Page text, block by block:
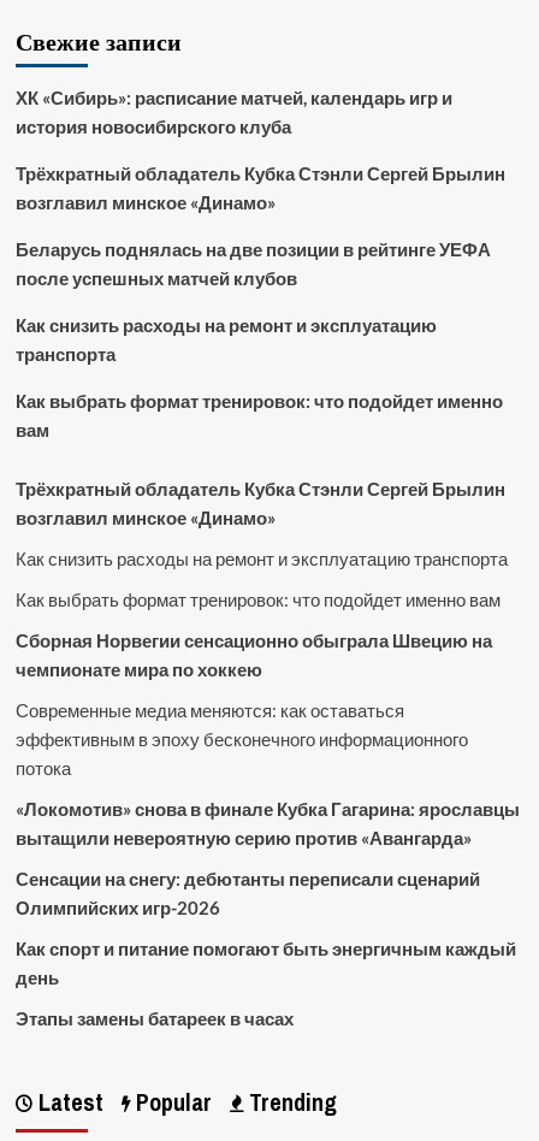
Свежие записи
ХК «Сибирь»: расписание матчей, календарь игр и
история новосибирского клуба
Трёхкратный обладатель Кубка Стэнли Сергей Брылин
возглавил минское «Динамо»
Беларусь поднялась на две позиции в рейтинге УЕФА
после успешных матчей клубов
Как снизить расходы на ремонт и эксплуатацию
транспорта
Как выбрать формат тренировок: что подойдет именно
вам
Трёхкратный обладатель Кубка Стэнли Сергей Брылин
возглавил минское «Динамо»
Как снизить расходы на ремонт и эксплуатацию транспорта
Как выбрать формат тренировок: что подойдет именно вам
Сборная Норвегии сенсационно обыграла Швецию на
чемпионате мира по хоккею
Современные медиа меняются: как оставаться
эффективным в эпоху бесконечного информационного
потока
«Локомотив» снова в финале Кубка Гагарина: ярославцы
вытащили невероятную серию против «Авангарда»
Сенсации на снегу: дебютанты переписали сценарий
Олимпийских игр-2026
Как спорт и питание помогают быть энергичным каждый
день
Этапы замены батареек в часах
Latest Popular Trending